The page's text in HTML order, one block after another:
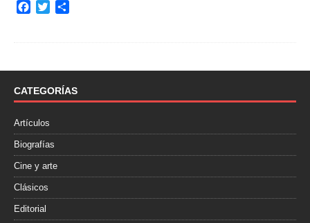
o
k
r
t
i
CATEGORÍAS
Artículos
Biografías
Cine y arte
Clásicos
Editorial